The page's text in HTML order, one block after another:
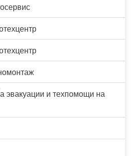
эвакуации и техпомощи на